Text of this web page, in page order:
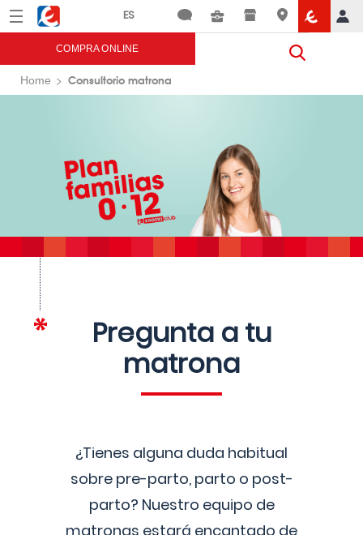
Menú Eroski
COMPRA ONLINE
Home Consultorio matrona
Pregunta a tu
matrona
¿Tienes alguna duda habitual
sobre pre-parto, parto o post-
parto? Nuestro equipo de
matronas estará encantado de